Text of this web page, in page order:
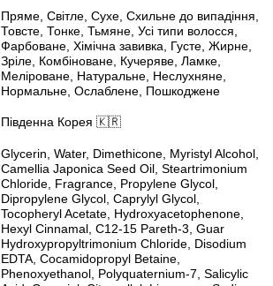
Пряме, Світле, Сухе, Схильне до випадіння,
Товсте, Тонке, Тьмяне, Усі типи волосся,
Фарбоване, Хімічна завивка, Густе, Жирне,
Зріле, Комбіноване, Кучеряве, Ламке,
Меліроване, Натуральне, Неслухняне,
Нормальне, Ослаблене, Пошкоджене
Південна Корея 🇰🇷
Glycerin, Water, Dimethicone, Myristyl Alcohol,
Camellia Japonica Seed Oil, Steartrimonium
Chloride, Fragrance, Propylene Glycol,
Dipropylene Glycol, Caprylyl Glycol,
Tocopheryl Acetate, Hydroxyacetophenone,
Hexyl Cinnamal, C12-15 Pareth-3, Guar
Hydroxypropyltrimonium Chloride, Disodium
EDTA, Cocamidopropyl Betaine,
Phenoxyethanol, Polyquaternium-7, Salicylic